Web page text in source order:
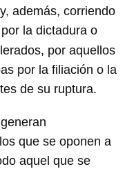
primero has de
además, corriendo
la dictadura o
por aquellos
por la filiación o la
de su ruptura.
que se oponen a
aquel que se